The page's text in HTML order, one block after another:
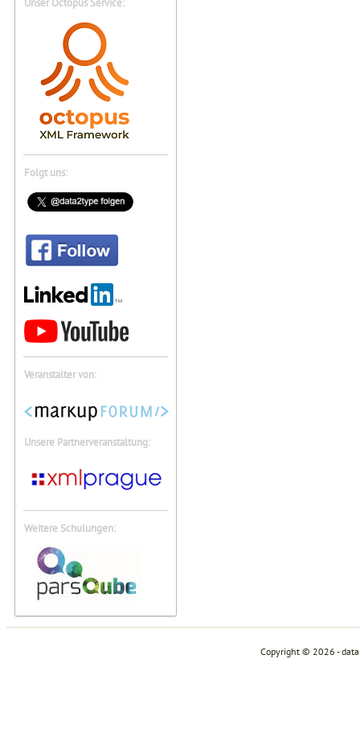
Unser Octopus Service:
Folgt uns:
Veranstalter von:
Unsere Partnerveranstaltung:
Weitere Schulungen:
Copyright © 2026 -